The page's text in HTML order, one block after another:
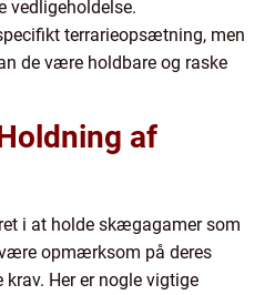
vedligeholdelse.
terrarieopsætning, men
de være holdbare og raske
af
i at holde skægagamer som
opmærksom på deres
Her er nogle vigtige